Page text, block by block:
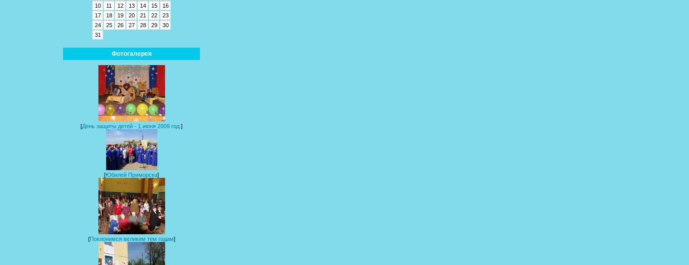
10
11 12 13 14 15
16
17
18 19 20 21 22
23
24
25 26 27 28 29
30
31
Фотогалерея
[День защиты детей - 1 июня 2009 год. ]
[Юбилей Приморска]
[Поклонимся великим тем годам]